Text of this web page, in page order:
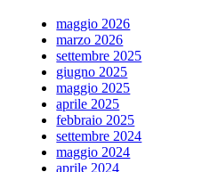
Eventi
Organico
Foto
Powerbeat Studio
Studio di registrazione
Sala prove
News ed Eventi
Regolamento
Spettacoli Live
Label
maggio 2026
marzo 2026
settembre 2025
giugno 2025
maggio 2025
aprile 2025
febbraio 2025
settembre 2024
maggio 2024
aprile 2024